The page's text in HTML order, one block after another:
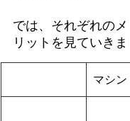
では、それぞれの
リットを見ていきま
マシン